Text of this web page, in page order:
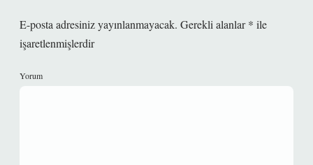
E-posta adresiniz yayınlanmayacak. Gerekli alanlar* ile
işaretlenmişlerdir
Yorum